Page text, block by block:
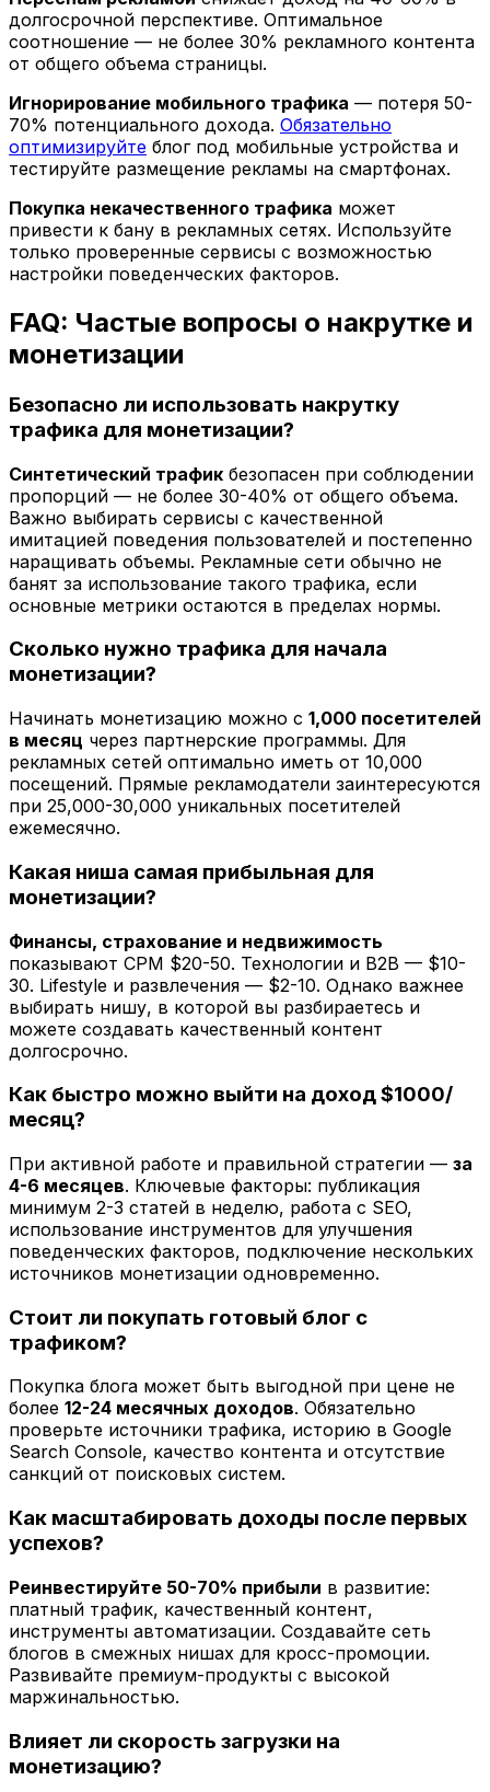
долгосрочной перспективе. Оптимальное
соотношение — не более 30% рекламного контента
от общего объема страницы.
Игнорирование мобильного трафика — потеря 50-
70% потенциального дохода. Обязательно
оптимизируйте блог под мобильные устройства и
тестируйте размещение рекламы на смартфонах.
Покупка некачественного трафика может
привести к бану в рекламных сетях. Используйте
только проверенные сервисы с возможностью
настройки поведенческих факторов.
FAQ: Частые вопросы о накрутке и
монетизации
Безопасно ли использовать накрутку
трафика для монетизации?
Синтетический трафик безопасен при соблюдении
пропорций — не более 30-40% от общего объема.
Важно выбирать сервисы с качественной
имитацией поведения пользователей и постепенно
наращивать объемы. Рекламные сети обычно не
банят за использование такого трафика, если
основные метрики остаются в пределах нормы.
Сколько нужно трафика для начала
монетизации?
Начинать монетизацию можно с 1,000 посетителей
в месяц через партнерские программы. Для
рекламных сетей оптимально иметь от 10,000
посещений. Прямые рекламодатели заинтересуются
при 25,000-30,000 уникальных посетителей
ежемесячно.
Какая ниша самая прибыльная для
монетизации?
Финансы, страхование и недвижимость
показывают CPM $20-50. Технологии и B2B — $10-
30. Lifestyle и развлечения — $2-10. Однако важнее
выбирать нишу, в которой вы разбираетесь и
можете создавать качественный контент
долгосрочно.
Как быстро можно выйти на доход $1000/
месяц?
При активной работе и правильной стратегии — за
4-6 месяцев. Ключевые факторы: публикация
минимум 2-3 статей в неделю, работа с SEO,
использование инструментов для улучшения
поведенческих факторов, подключение нескольких
источников монетизации одновременно.
Стоит ли покупать готовый блог с
трафиком?
Покупка блога может быть выгодной при цене не
более 12-24 месячных доходов. Обязательно
проверьте источники трафика, историю в Google
Search Console, качество контента и отсутствие
санкций от поисковых систем.
Как масштабировать доходы после первых
успехов?
Реинвестируйте 50-70% прибыли в развитие:
платный трафик, качественный контент,
инструменты автоматизации. Создавайте сеть
блогов в смежных нишах для кросс-промоции.
Развивайте премиум-продукты с высокой
маржинальностью.
Влияет ли скорость загрузки на
монетизацию?